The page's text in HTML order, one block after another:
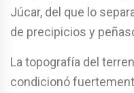
Júcar, del que lo
de precipicios y
La topografía del
condicionó